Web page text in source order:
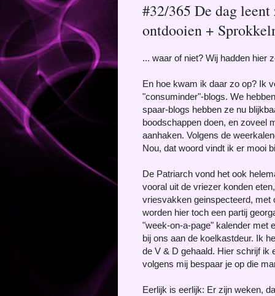
#32/365 De dag
ontdooien +
... waar of niet? Wij hadden hier
En hoe kwam ik daar zo op? Ik
"consuminder"-blogs. We
spaar-blogs hebben ze nu
boodschappen doen, en zoveel
aanhaken. Volgens de
Nou, dat woord vindt ik er mooi
De Patriarch vond het ook
vooral uit de vriezer konden
vriesvakken geinspecteerd, met
worden hier toch een partij
"week-on-a-page" kalender met
bij ons aan de koelkastdeur. Ik
de V & D gehaald. Hier schrijf ik
volgens mij bespaar je op die
Eerlijk is eerlijk: Er zijn weken,